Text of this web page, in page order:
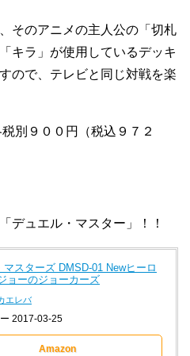
そのアニメの主人公の「切札
キラ」が使用しているデッキ
ので、テレビと同じ対戦を楽
別９００円（税込９７２
デュエル・マスター」！！
マスターズ DMSD-01 Newヒーロ
ョーのジョーカーズ
エレバ
2017-03-25
Amazon